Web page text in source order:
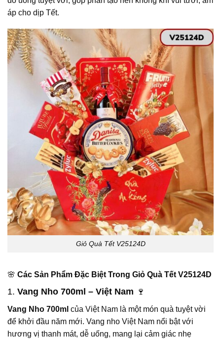
áp cho dịp Tết.
Giỏ Quà Tết V25124D
🌸 Các Sản Phẩm Đặc Biệt Trong Giỏ Quà Tết V25124D
1. Vang Nho 700ml – Việt Nam 🍷
Vang Nho 700ml của Việt Nam là một món quà tuyệt vời
để khởi đầu năm mới. Vang nho Việt Nam nổi bật với
hương vị thanh mát, dễ uống, mang lại cảm giác nhẹ